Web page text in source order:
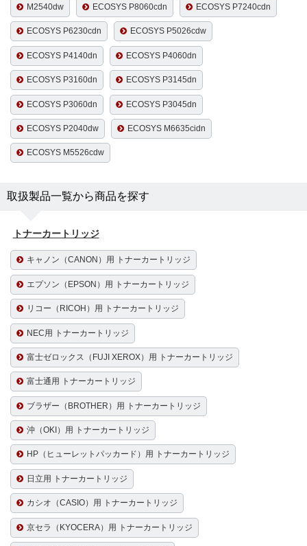
M2540dw ECOSYS P8060cdn ECOSYS P7240cdn
ECOSYS P6230cdn ECOSYS P5026cdw
ECOSYS P4140dn ECOSYS P4060dn
ECOSYS P3160dn ECOSYS P3145dn
ECOSYS P3060dn ECOSYS P3045dn
ECOSYS P2040dw ECOSYS M6635cidn
ECOSYS M5526cdw
取扱製品一覧から商品を探す
トナーカートリッジ
キャノン（CANON）用 トナーカートリッジ
エプソン（EPSON）用 トナーカートリッジ
リコー（RICOH）用 トナーカートリッジ
NEC用 トナーカートリッジ
富士ゼロックス（FUJI XEROX）用 トナーカートリッジ
富士通用 トナーカートリッジ
ブラザー（BROTHER）用 トナーカートリッジ
沖（OKI）用 トナーカートリッジ
HP（ヒューレットパッカード）用 トナーカートリッジ
日立用 トナーカートリッジ
カシオ（CASIO）用 トナーカートリッジ
京セラ（KYOCERA）用 トナーカートリッジ